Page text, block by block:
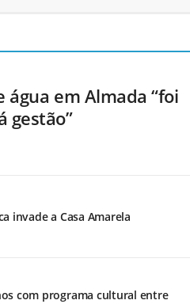
água em Almada “foi
gestão”
invade a Casa Amarela
com programa cultural entre